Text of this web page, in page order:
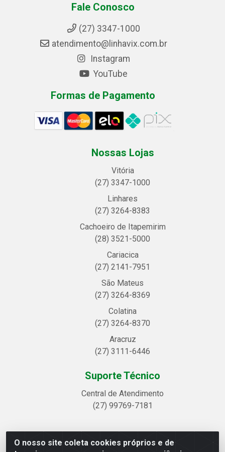
O nosso site coleta cookies próprios e de
Fale Conosco
(27) 3347-1000
atendimento@linhavix.com.br
Instagram
YouTube
Formas de Pagamento
Nossas Lojas
Vitória
(27) 3347-1000
Linhares
(27) 3264-8383
Cachoeiro de Itapemirim
(28) 3521-5000
Cariacica
(27) 2141-7951
São Mateus
(27) 3264-8369
Colatina
(27) 3264-8370
Aracruz
(27) 3111-6446
Suporte Técnico
Central de Atendimento
(27) 99769-7181
Linhavix Distribuidora LTDA - Avenida Alegre, 2521 -